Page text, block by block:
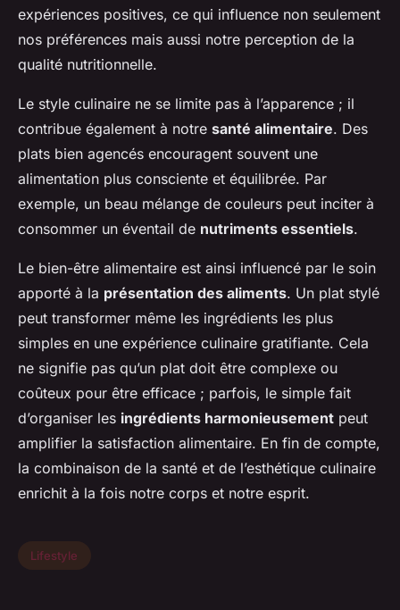
expériences positives, ce qui influence non seulement
nos préférences mais aussi notre perception de la
qualité nutritionnelle.
Le style culinaire ne se limite pas à l’apparence ; il
contribue également à notre santé alimentaire. Des
plats bien agencés encouragent souvent une
alimentation plus consciente et équilibrée. Par
exemple, un beau mélange de couleurs peut inciter à
consommer un éventail de nutriments essentiels.
Le bien-être alimentaire est ainsi influencé par le soin
apporté à la présentation des aliments. Un plat stylé
peut transformer même les ingrédients les plus
simples en une expérience culinaire gratifiante. Cela
ne signifie pas qu’un plat doit être complexe ou
coûteux pour être efficace ; parfois, le simple fait
d’organiser les ingrédients harmonieusement peut
amplifier la satisfaction alimentaire. En fin de compte,
la combinaison de la santé et de l’esthétique culinaire
enrichit à la fois notre corps et notre esprit.
Lifestyle